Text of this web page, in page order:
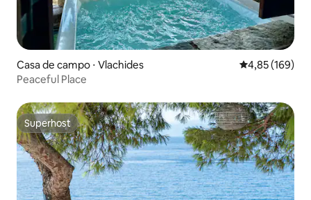
Casa de campo ⋅ Vlachides 4,85 de uma
4,85 (169)
Peaceful Place
Superhost
Superhost